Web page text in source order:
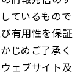
ているもので
有用性を保証
じめご了承く
ェブサイト及